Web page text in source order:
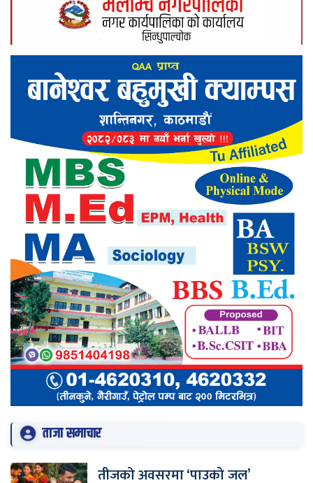
ताजा समाचार
तीजको अवसरमा ‘पाउको जल’